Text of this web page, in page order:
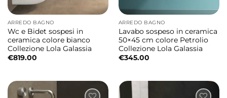
ARREDO BAGNO
Wc e Bidet sospesi in
ceramica colore bianco
Collezione Lola Galassia
€819.00
ARREDO BAGNO
Lavabo sospeso in ceramica
50×45 cm colore Petrolio
Collezione Lola Galassia
€345.00